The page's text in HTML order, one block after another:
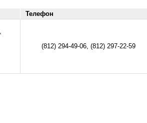
Телефон
(812) 294-49-06, (812) 297-22-59